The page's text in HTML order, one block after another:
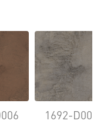
1692-